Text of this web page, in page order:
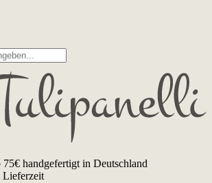
75€ handgefertigt in Deutschland
Lieferzeit